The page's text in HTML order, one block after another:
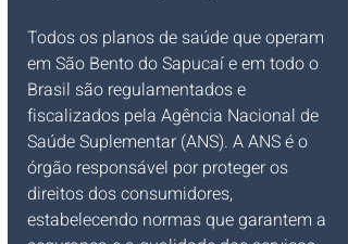
Todos os planos de saúde que operam
em São Bento do Sapucaí e em todo o
Brasil são regulamentados e
fiscalizados pela Agência Nacional de
Saúde Suplementar (ANS). A ANS é o
órgão responsável por proteger os
direitos dos consumidores,
estabelecendo normas que garantem a